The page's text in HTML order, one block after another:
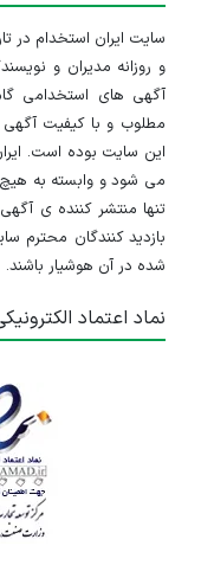
و روزانه مدیران و
آگهی های استخدامی
مطلوب و با کیفیت
این سایت بوده است.
می شود و وابسته به هیچ
تنها منتشر کننده ی
بازدید کنندگان
شده در آن هوشیار باشند.
نماد اعتماد